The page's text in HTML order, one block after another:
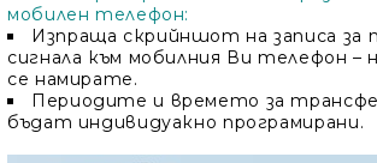
мобилен телефон:
Изпраща скрийншот на записа за
сигнала към мобилния Ви телефон –
се намирате.
Периодите и времето за
бъдат индивидуакно програмирани.